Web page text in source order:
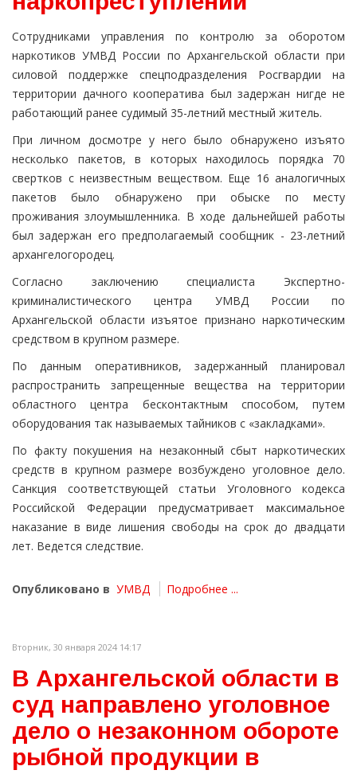
Сотрудниками управления по контролю за оборотом
наркотиков УМВД России по Архангельской области при
силовой поддержке спецподразделения Росгвардии на
территории дачного кооператива был задержан нигде не
работающий ранее судимый 35-летний местный житель.
При личном досмотре у него было обнаружено изъято
несколько пакетов, в которых находилось порядка 70
свертков с неизвестным веществом. Еще 16 аналогичных
пакетов было обнаружено при обыске по месту
проживания злоумышленника. В ходе дальнейшей работы
был задержан его предполагаемый сообщник - 23-летний
архангелогородец.
Согласно заключению специалиста Экспертно-
криминалистического центра УМВД России по
Архангельской области изъятое признано наркотическим
средством в крупном размере.
По данным оперативников, задержанный планировал
распространить запрещенные вещества на территории
областного центра бесконтактным способом, путем
оборудования так называемых тайников с «закладками».
По факту покушения на незаконный сбыт наркотических
средств в крупном размере возбуждено уголовное дело.
Санкция соответствующей статьи Уголовного кодекса
Российской Федерации предусматривает максимальное
наказание в виде лишения свободы на срок до двадцати
лет. Ведется следствие.
Опубликовано в УМВД Подробнее ...
Вторник, 30 января 2024 14:17
В Архангельской области в
суд направлено уголовное
дело о незаконном обороте
рыбной продукции в